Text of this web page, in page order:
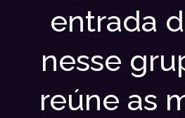
entrada
nesse
reúne as